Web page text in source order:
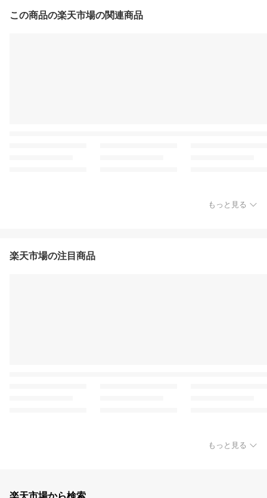
この商品の楽天市場の関連商品
もっと見る
楽天市場の注目商品
もっと見る
楽天市場から検索